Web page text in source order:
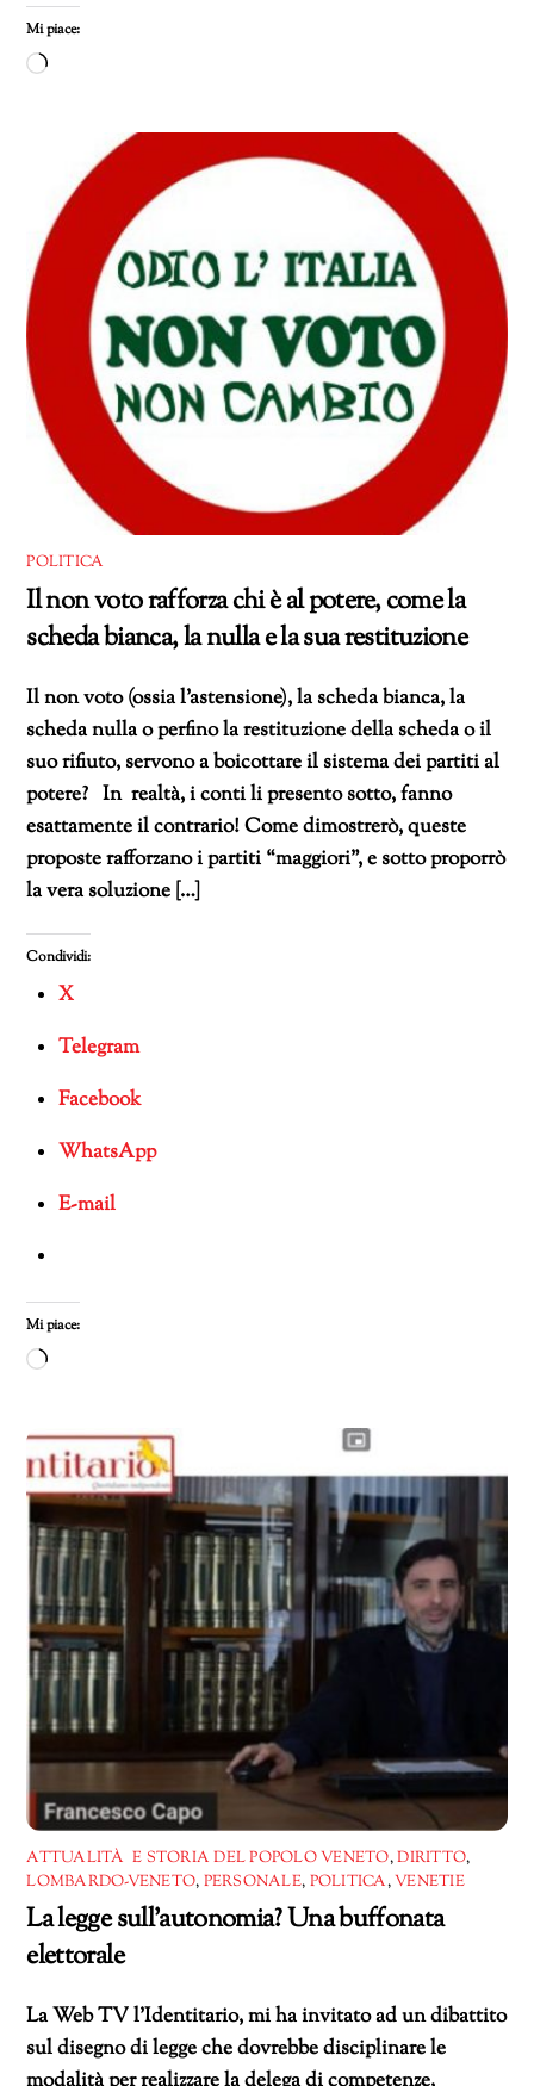
Mi piace:
Caricamento
POLITICA
Il non voto rafforza chi è al potere, come la
scheda bianca, la nulla e la sua restituzione
Il non voto (ossia l’astensione), la scheda bianca, la
scheda nulla o perfino la restituzione della scheda o il
suo rifiuto, servono a boicottare il sistema dei partiti al
potere? In realtà, i conti li presento sotto, fanno
esattamente il contrario! Come dimostrerò, queste
proposte rafforzano i partiti “maggiori”, e sotto proporrò
la vera soluzione […]
Condividi:
X
Telegram
Facebook
WhatsApp
E-mail
Mi piace:
Caricamento
corso…
ATTUALITÀ E STORIA DEL POPOLO VENETO,DIRITTO,
LOMBARDO-VENETO, PERSONALE, POLITICA,VENETIE
La legge sull’autonomia? Una buffonata
elettorale
La Web TV l’Identitario, mi ha invitato ad un dibattito
sul disegno di legge che dovrebbe disciplinare le